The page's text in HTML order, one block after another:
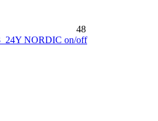
48
NORDIC on/off